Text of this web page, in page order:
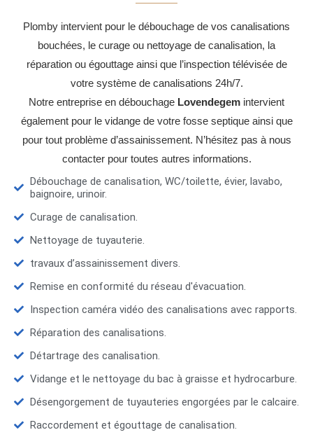
Plomby intervient pour le débouchage de vos canalisations
bouchées, le curage ou nettoyage de canalisation, la
réparation ou égouttage ainsi que l’inspection télévisée de
votre système de canalisations 24h/7.
Notre entreprise en débouchage Lovendegem intervient
également pour le vidange de votre fosse septique ainsi que
pour tout problème d’assainissement. N’hésitez pas à nous
contacter pour toutes autres informations.
Débouchage de canalisation, WC/toilette, évier, lavabo,
baignoire, urinoir.
Curage de canalisation.
Nettoyage de tuyauterie.
travaux d’assainissement divers.
Remise en conformité du réseau d'évacuation.
Inspection caméra vidéo des canalisations avec rapports.
Réparation des canalisations.
Détartrage des canalisation.
Vidange et le nettoyage du bac à graisse et hydrocarbure.
Désengorgement de tuyauteries engorgées par le calcaire.
Raccordement et égouttage de canalisation.